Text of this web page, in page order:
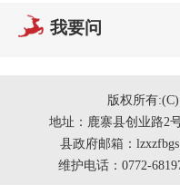
我要问
版权所有
地址：鹿寨县创业路2
县政府邮箱：
维护电话：0772-